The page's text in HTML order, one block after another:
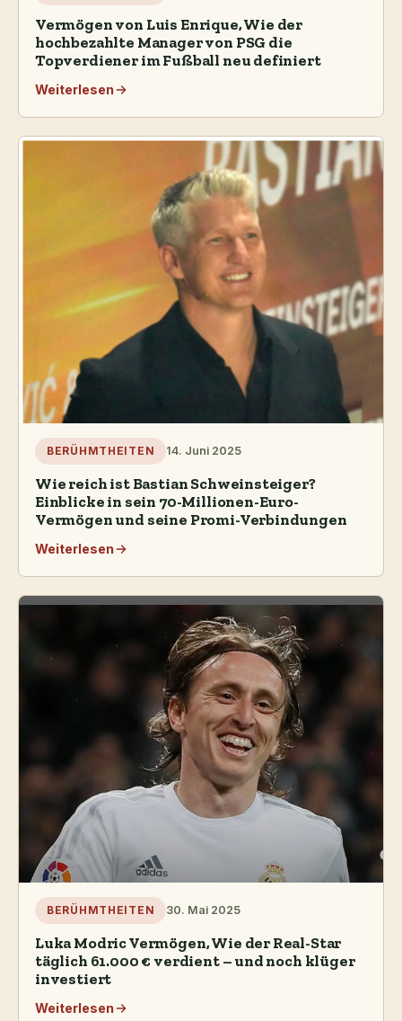
Vermögen von Luis Enrique, Wie der
hochbezahlte Manager von PSG die
Topverdiener im Fußball neu definiert
Weiterlesen
BERÜHMTHEITEN 14. Juni 2025
Wie reich ist Bastian Schweinsteiger?
Einblicke in sein 70-Millionen-Euro-
Vermögen und seine Promi-Verbindungen
Weiterlesen
BERÜHMTHEITEN 30. Mai 2025
Luka Modric Vermögen, Wie der Real-Star
täglich 61.000 € verdient – und noch klüger
investiert
Weiterlesen